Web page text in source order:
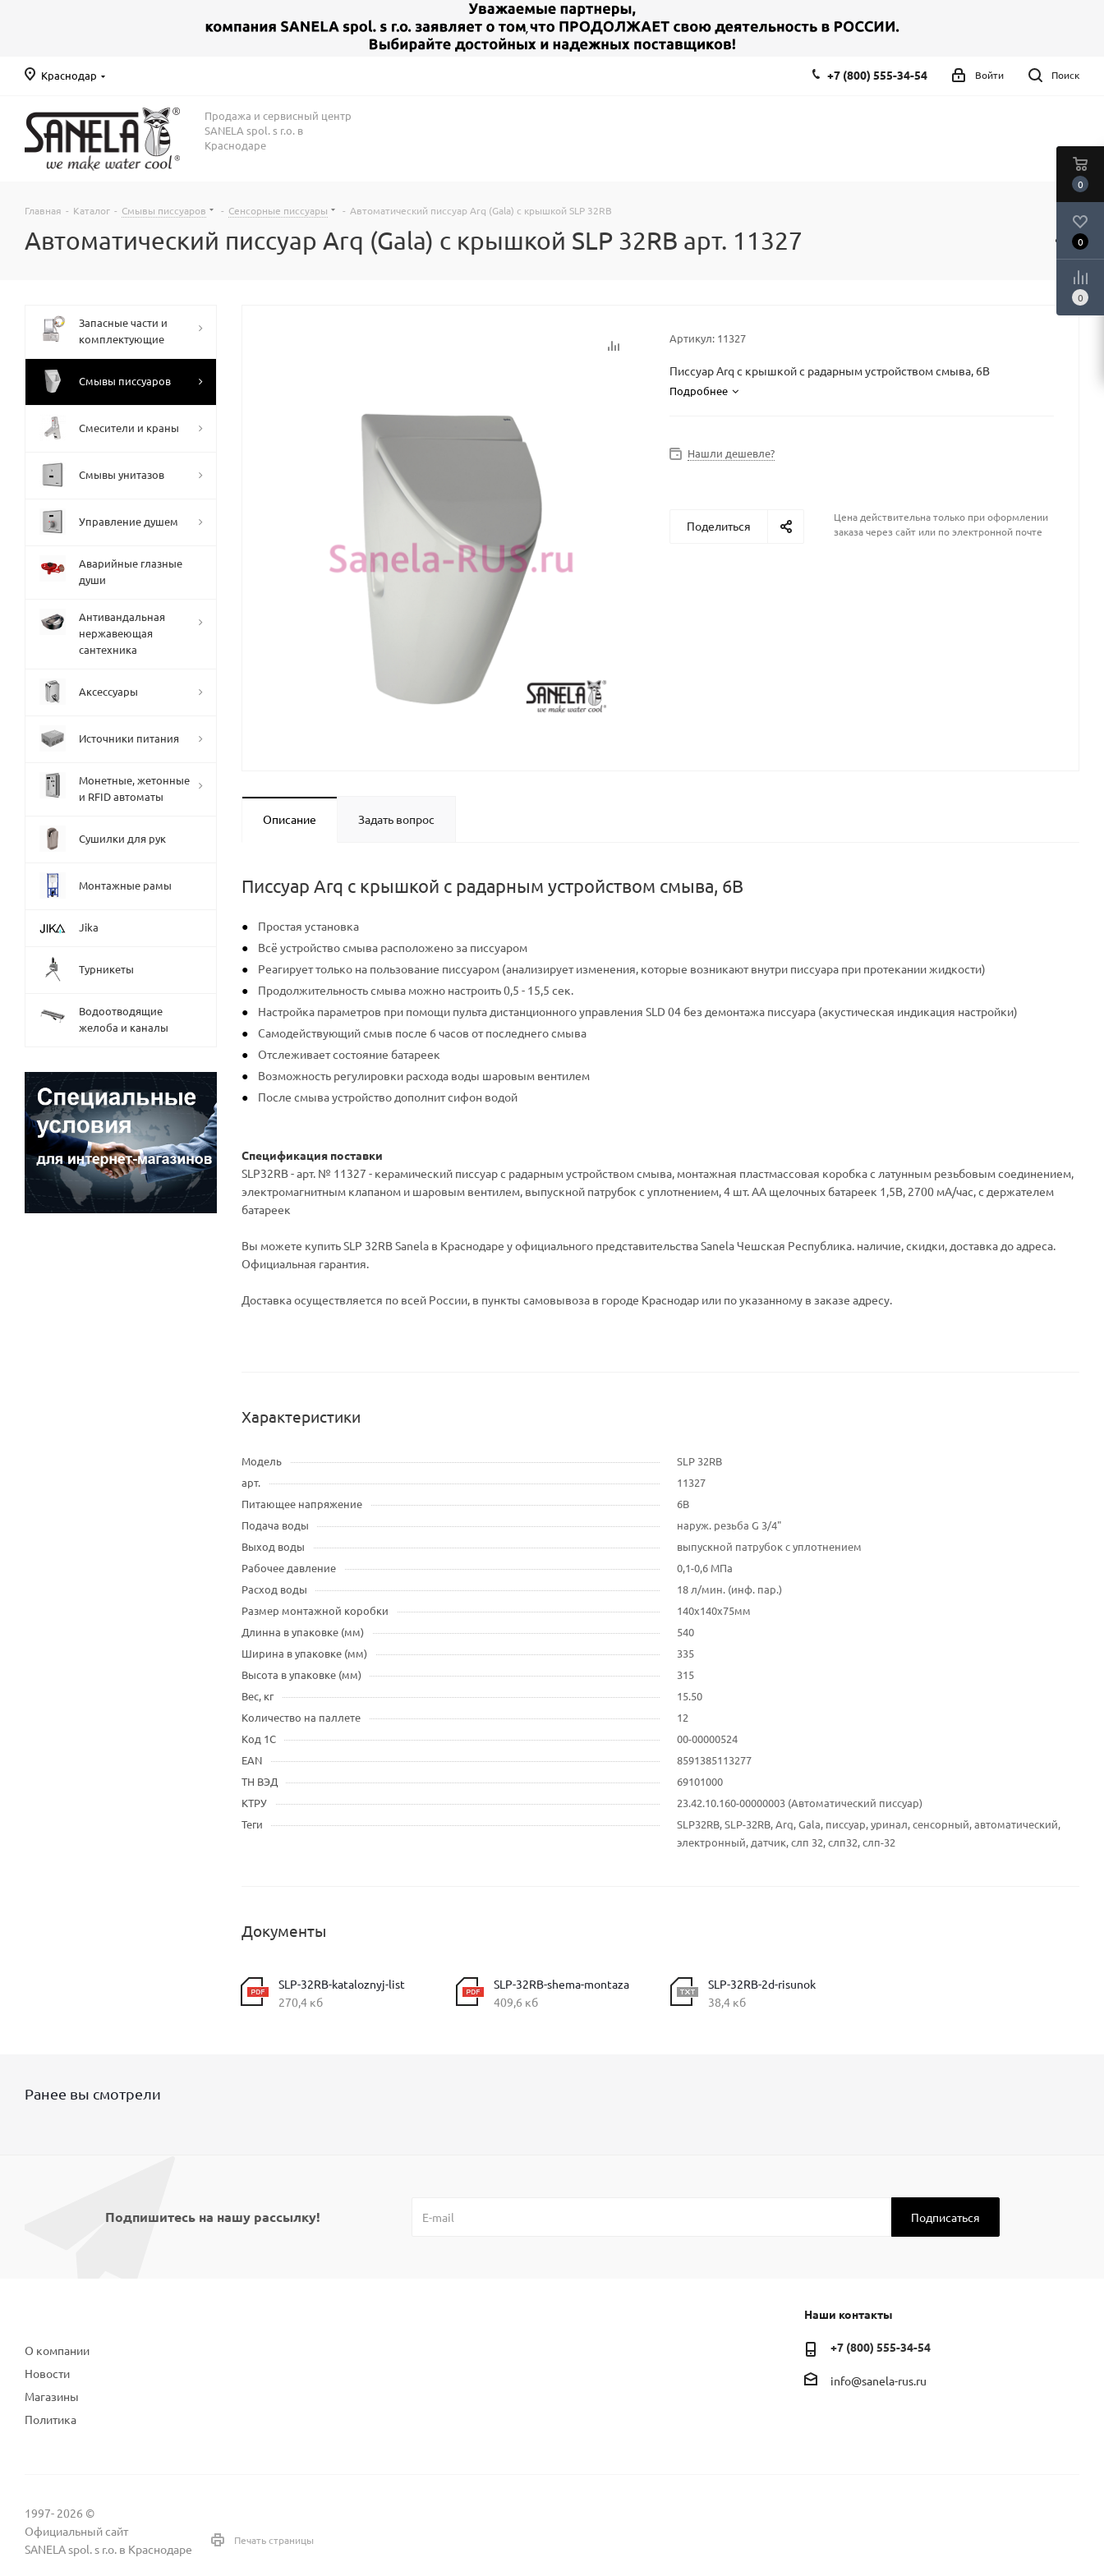
Краснодар Поиск
Войти
+7 (800) 555-34-54
Продажа и сервисный центр
SANELA spol. s r.o. в
Краснодаре
Главная - Каталог - Смывы писсуаров - Сенсорные писсуары - Автоматический писсуар Arq (Gala) с крышкой SLP 32RB
Автоматический писсуар Arq (Gala) с крышкой SLP 32RB арт. 11327
Артикул: 11327
Писсуар Arq с крышкой с радарным устройством смыва, 6В
Подробнее
Нашли дешевле?
Поделиться
Цена действительна только при оформлении
заказа через сайт или по электронной почте
Описание Задать вопрос
Писсуар Arq с крышкой с радарным устройством смыва, 6В
Простая установка
Всё устройство смыва расположено за писсуаром
Реагирует только на пользование писсуаром (анализирует изменения, которые возникают внутри писсуара при протекании жидкости)
Продолжительность смыва можно настроить 0,5 - 15,5 сек.
Настройка параметров при помощи пульта дистанционного управления SLD 04 без демонтажа писсуара (акустическая индикация настройки)
Самодействующий смыв после 6 часов от последнего смыва
Отслеживает состояние батареек
Возможность регулировки расхода воды шаровым вентилем
После смыва устройство дополнит сифон водой
Спецификация поставки
SLP32RB - арт. № 11327 - керамический писсуар с радарным устройством смыва, монтажная пластмассовая коробка с латунным резьбовым соединением,
электромагнитным клапаном и шаровым вентилем, выпускной патрубок с уплотнением, 4 шт. AA щелочных батареек 1,5В, 2700 мA/час, c держателем
батареек
Вы можете купить SLP 32RB Sanela в Краснодаре у официального представительства Sanela Чешская Республика. наличие, скидки, доставка до адреса.
Официальная гарантия.
Доставка осуществляется по всей России, в пункты самовывоза в городе Краснодар или по указанному в заказе адресу.
Характеристики
Модель
SLP 32RB
арт.
11327
Питающее напряжение
6В
Подача воды
наруж. резьба G 3/4"
Выход воды
выпускной патрубок c уплотнением
Рабочее давление
0,1-0,6 МПа
Расход воды
18 л/мин. (инф. пар.)
Размер монтажной коробки
140x140x75мм
Длинна в упаковке (мм)
540
Ширина в упаковке (мм)
335
Высота в упаковке (мм)
315
Вес, кг
15.50
Количество на паллете
12
Код 1С
00-00000524
EAN
8591385113277
ТН ВЭД
69101000
КТРУ
23.42.10.160-00000003 (Автоматический писсуар)
Теги
SLP32RB, SLP-32RB, Arq, Gala, писсуар, уринал, сенсорный, автоматический,
электронный, датчик, слп 32, слп32, слп-32
Документы
SLP-32RB-kataloznyj-list
270,4 кб
SLP-32RB-shema-montaza
409,6 кб
SLP-32RB-2d-risunok
38,4 кб
Запасные части и
комплектующие
Смывы писсуаров
Смесители и краны
Смывы унитазов
Управление душем
Аварийные глазные
души
Антивандальная
нержавеющая
сантехника
Аксессуары
Источники питания
Монетные, жетонные
и RFID автоматы
Сушилки для рук
Монтажные рамы
Jika
Турникеты
Водоотводящие
желоба и каналы
Ранее вы смотрели
Подпишитесь на нашу рассылку!
О компании
Новости
Магазины
Политика
Наши контакты
+7 (800) 555-34-54
info@sanela-rus.ru
1997- 2026 ©
Официальный сайт
SANELA spol. s r.o. в Краснодаре
Печать страницы
0
0
0